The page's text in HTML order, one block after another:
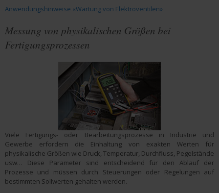
Anwendungshinweise «Wartung von Elektroventilen»
Messung von physikalischen Größen bei
Fertigungsprozessen
Viele Fertigungs- oder Bearbeitungsprozesse in Industrie und
Gewerbe erfordern die Einhaltung von exakten Werten für
physikalische Größen wie Druck, Temperatur, Durchfluss, Pegelstände
usw… Diese Parameter sind entscheidend für den Ablauf der
Prozesse und müssen durch Steuerungen oder Regelungen auf
bestimmten Sollwerten gehalten werden.